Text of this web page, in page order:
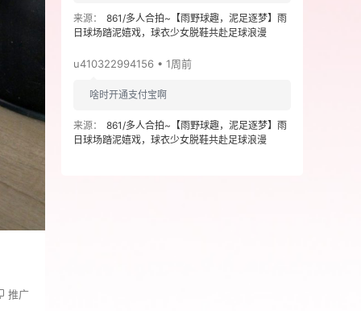
推广
来源：
861/多人合拍~【雨野球趣，泥足逐梦】雨
日球场踏泥嬉戏，球衣少女脱鞋共赴足球浪漫
u410322994156 • 1周前
啥时开通支付宝啊
来源：
861/多人合拍~【雨野球趣，泥足逐梦】雨
日球场踏泥嬉戏，球衣少女脱鞋共赴足球浪漫